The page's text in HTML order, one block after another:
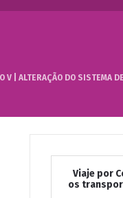
V | ALTERAÇÃO DO SISTEMA
Viaje por
os